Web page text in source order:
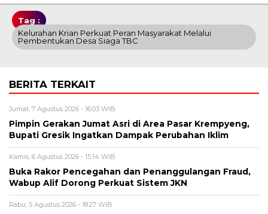
Tag :
Kelurahan Krian Perkuat Peran Masyarakat Melalui
Pembentukan Desa Siaga TBC
BERITA TERKAIT
Jumat, 7 Agustus 2026 - 16:03 WIB
Pimpin Gerakan Jumat Asri di Area Pasar Krempyeng,
Bupati Gresik Ingatkan Dampak Perubahan Iklim
Kamis, 6 Agustus 2026 - 15:14 WIB
Buka Rakor Pencegahan dan Penanggulangan Fraud,
Wabup Alif Dorong Perkuat Sistem JKN
Rabu, 5 Agustus 2026 - 18:27 WIB